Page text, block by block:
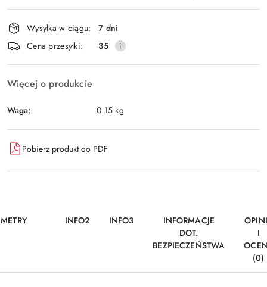
Wyślij
Dostępność
i
dostawa
Wysyłka w ciągu:
7 dni
Cena przesyłki:
35
Więcej o produkcie
Waga: 0.15 kg
Pobierz produkt do PDF
INFO2 INFO3
INFORMACJE
DOT.
BEZPIECZEŃSTWA
I
(0)